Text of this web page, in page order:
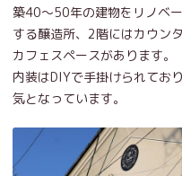
築40～50年の建物をリノベ
する醸造所、2階にはカウン
カフェスペースがあります。
内装はDIYで手掛けられてお
気となっています。